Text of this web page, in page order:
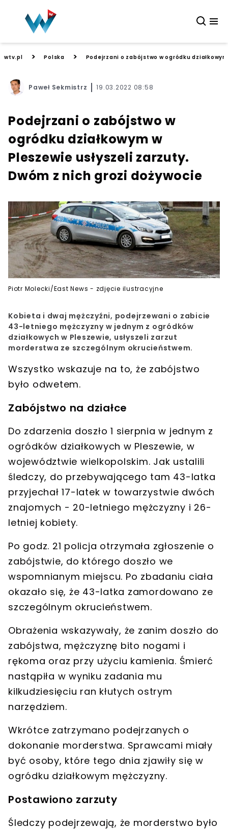
wtv.pl > Polska > Podejrzani o zabójstwo w ogródku
Paweł Sekmistrz 19.03.2022 08:58
Podejrzani o zabójstwo w
ogródku działkowym w
Pleszewie usłyszeli zarzuty.
Dwóm z nich grozi dożywocie
Piotr Molecki/East News - zdjęcie ilustracyjne
Kobieta i dwaj mężczyźni, podejrzewani o zabicie
43-letniego mężczyzny w jednym z ogródków
działkowych w Pleszewie, usłyszeli zarzut
morderstwa ze szczególnym okrucieństwem.
Wszystko wskazuje na to, że zabójstwo
było odwetem.
Zabójstwo na działce
Do zdarzenia doszło 1 sierpnia w jednym z
ogródków działkowych w Pleszewie, w
województwie wielkopolskim. Jak ustalili
śledczy, do przebywającego tam 43-latka
przyjechał17-latek w towarzystwie dwóch
znajomych - 20-letniego mężczyzny i 26-
letniej kobiety.
Po godz. 21 policja otrzymała zgłoszenie o
zabójstwie, do którego doszło we
wspomnianym miejscu. Po zbadaniu ciała
okazało się, że 43-latka zamordowano ze
szczególnym okrucieństwem.
Obrażenia wskazywały, że zanim doszło do
zabójstwa, mężczyznę bito nogami i
rękoma oraz przy użyciu kamienia. Śmierć
nastąpiła w wyniku zadania mu
kilkudziesięciu ran kłutych ostrym
narzędziem.
Wkrótce zatrzymano podejrzanych o
dokonanie morderstwa. Sprawcami miały
być osoby, które tego dnia zjawiły się w
ogródku działkowym mężczyzny.
Postawiono zarzuty
Śledczy podejrzewają, że morderstwo było